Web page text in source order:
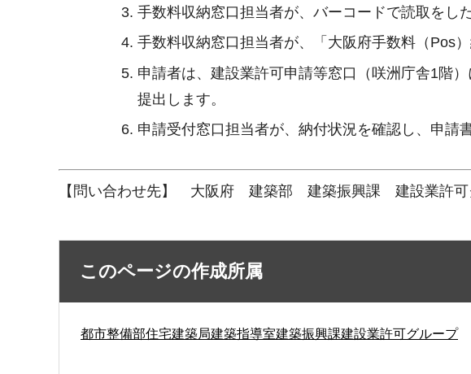
手数料収納窓口担当者が、バーコードで読取をし
手数料収納窓口担当者が、「大阪府手数料（Pos
申請者は、建設業許可申請等窓口（咲洲庁舎1階
提出します。
申請受付窓口担当者が、納付状況を確認し、申請
【問い合わせ先】 大阪府 建築部 建築振興課 建設業許
このページの作成所属
都市整備部住宅建築局建築指導室建築振興課建設業許可グループ